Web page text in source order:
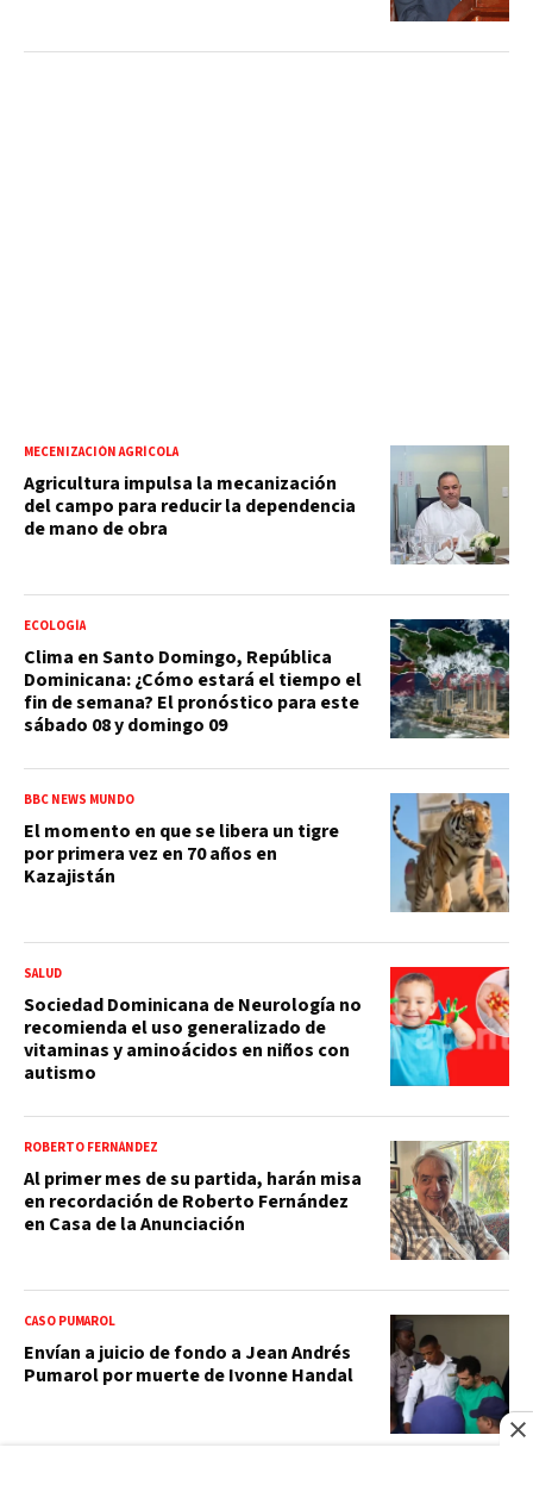
MECENIZACIÓN AGRÍCOLA
Agricultura impulsa la mecanización
del campo para reducir la dependencia
de mano de obra
ECOLOGÍA
Clima en Santo Domingo, República
Dominicana: ¿Cómo estará el tiempo el
fin de semana? El pronóstico para este
sábado 08 y domingo 09
BBC NEWS MUNDO
El momento en que se libera un tigre
por primera vez en 70 años en
Kazajistán
SALUD
Sociedad Dominicana de Neurología no
recomienda el uso generalizado de
vitaminas y aminoácidos en niños con
autismo
ROBERTO FERNÁNDEZ
Al primer mes de su partida, harán misa
en recordación de Roberto Fernández
en Casa de la Anunciación
CASO PUMAROL
Envían a juicio de fondo a Jean Andrés
Pumarol por muerte de Ivonne Handal